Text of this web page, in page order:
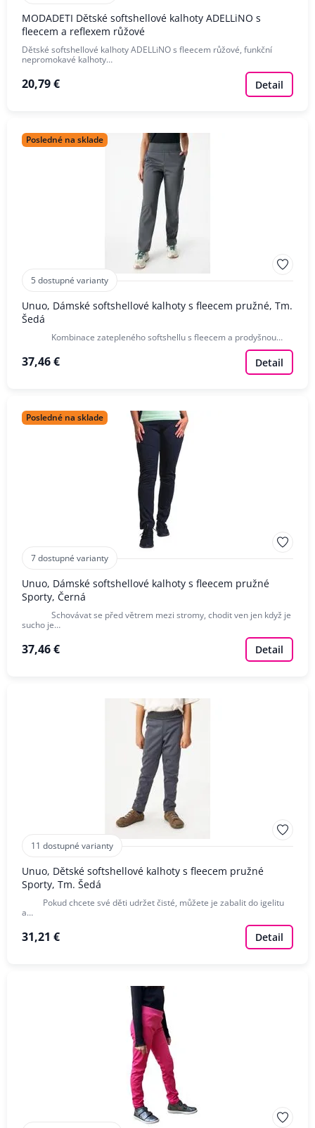
MODADETI Dětské softshellové kalhoty ADELLiNO s
fleecem a reflexem růžové
Dětské softshellové kalhoty ADELLiNO s fleecem růžové, funkční
nepromokavé kalhoty…
20,79 € Detail
Posledné na sklade
5 dostupné varianty
Unuo, Dámské softshellové kalhoty s fleecem pružné, Tm.
Šedá
Kombinace zatepleného softshellu s fleecem a prodyšnou…
37,46 € Detail
Posledné na sklade
7 dostupné varianty
Unuo, Dámské softshellové kalhoty s fleecem pružné
Sporty, Černá
Schovávat se před větrem mezi stromy, chodit ven jen když je
sucho je…
37,46 € Detail
11 dostupné varianty
Unuo, Dětské softshellové kalhoty s fleecem pružné
Sporty, Tm. Šedá
Pokud chcete své děti udržet čisté, můžete je zabalit do igelitu
a…
31,21 € Detail